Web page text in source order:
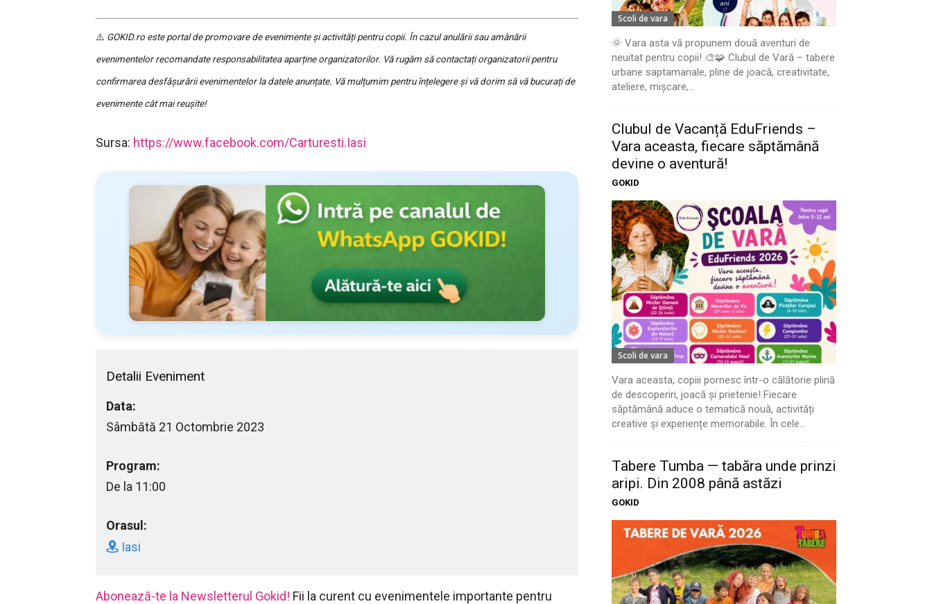
⚠️ GOKID.ro este portal de promovare de evenimente și activități pentru copii. În cazul anulării sau amânării
evenimentelor recomandate responsabilitatea aparține organizatorilor. Vă rugăm să contactați organizatorii pentru
confirmarea desfășurării evenimentelor la datele anunțate. Vă mulțumim pentru înțelegere și vă dorim să vă bucurați de
evenimente cât mai reușite!
Sursa: https://www.facebook.com/Carturesti.Iasi
Detalii Eveniment
Data:
Sâmbătă 21 Octombrie 2023
Program:
De la 11:00
Orasul:
Iasi
Abonează-te la Newsletterul Gokid! Fii la curent cu evenimentele importante pentru
Scoli de vara
🌞 Vara asta vă propunem două aventuri de
neuitat pentru copii! 🎨🧩 Clubul de Vară – tabere
urbane saptamanale, pline de joacă, creativitate,
ateliere, mișcare,...
Clubul de Vacanță EduFriends –
Vara aceasta, fiecare săptămână
devine o aventură!
GOKID
Scoli de vara
Vara aceasta, copiii pornesc într-o călătorie plină
de descoperiri, joacă și prietenie! Fiecare
săptămână aduce o tematică nouă, activități
creative și experiențe memorabile. În cele...
Tabere Tumba — tabăra unde prinzi
aripi. Din 2008 până astăzi
GOKID